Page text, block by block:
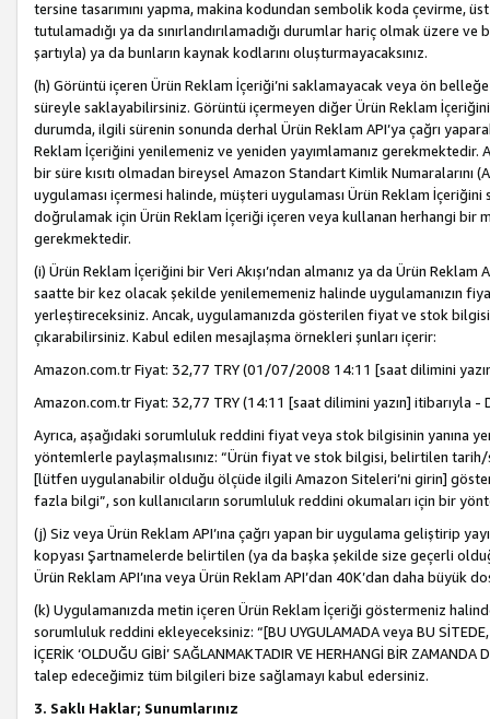
tersine tasarımını yapma, makina kodundan sembolik koda çevirme,
tutulamadığı ya da sınırlandırılamadığı durumlar hariç olmak üzere
şartıyla) ya da bunların kaynak kodlarını oluşturmayacaksınız.
(h) Görüntü içeren Ürün Reklam İçeriği’ni saklamayacak veya ön
süreyle saklayabilirsiniz. Görüntü içermeyen diğer Ürün Reklam
durumda, ilgili sürenin sonunda derhal Ürün Reklam API’ya çağrı
Reklam İçeriğini yenilemeniz ve yeniden yayımlamanız gerekmektedir.
bir süre kısıtı olmadan bireysel Amazon Standart Kimlik Numaralarını
uygulaması içermesi halinde, müşteri uygulaması Ürün Reklam
doğrulamak için Ürün Reklam İçeriği içeren veya kullanan herhangi bir
gerekmektedir.
(i) Ürün Reklam İçeriğini bir Veri Akışı’ndan almanız ya da Ürün
saatte bir kez olacak şekilde yenilememeniz halinde uygulamanızın
yerleştireceksiniz. Ancak, uygulamanızda gösterilen fiyat ve stok
çıkarabilirsiniz. Kabul edilen mesajlaşma örnekleri şunları içerir:
Amazon.com.tr Fiyat: 32,77 TRY (01/07/2008 14:11 [saat dilimini
Amazon.com.tr Fiyat: 32,77 TRY (14:11 [saat dilimini yazın] itibarıyla -
Ayrıca, aşağıdaki sorumluluk reddini fiyat veya stok bilgisinin yanına
yöntemlerle paylaşmalısınız: “Ürün fiyat ve stok bilgisi, belirtilen
[lütfen uygulanabilir olduğu ölçüde ilgili Amazon Siteleri’ni girin]
fazla bilgi”, son kullanıcıların sorumluluk reddini okumaları için bir
(j) Siz veya Ürün Reklam API’ına çağrı yapan bir uygulama geliştirip
kopyası Şartnamelerde belirtilen (ya da başka şekilde size geçerli
Ürün Reklam API’ına veya Ürün Reklam API’dan 40K’dan daha büyük
(k) Uygulamanızda metin içeren Ürün Reklam İçeriği göstermeniz
sorumluluk reddini ekleyeceksiniz: “[BU UYGULAMADA veya BU SİTEDE,
İÇERİK ‘OLDUĞU GİBİ’ SAĞLANMAKTADIR VE HERHANGİ BİR
talep edeceğimiz tüm bilgileri bize sağlamayı kabul edersiniz.
3. Saklı Haklar; Sunumlarınız